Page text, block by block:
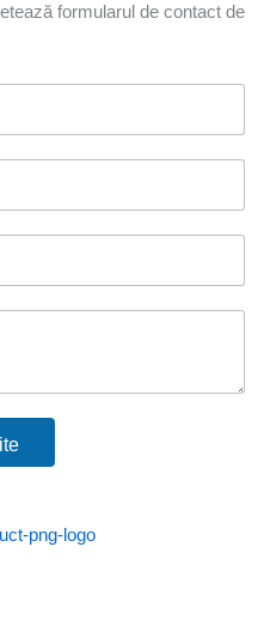
formularul de contact de